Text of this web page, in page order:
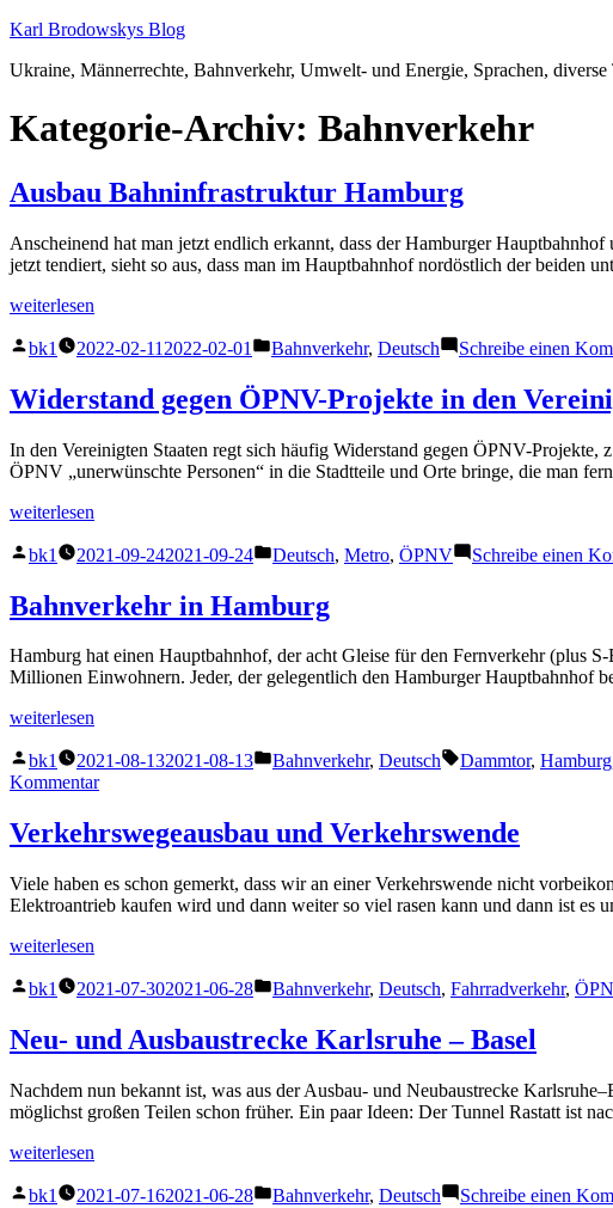
Zum
springen
Karl Brodowskys Blog
Ukraine, Männerrechte, Bahnverkehr, Umwelt- und Energie, Sprachen,
Kategorie-Archiv: Bahnverkehr
Ausbau Bahninfrastruktur Hamburg
Anscheinend hat man jetzt endlich erkannt, dass der Hamburger
jetzt tendiert, sieht so aus, dass man im Hauptbahnhof nordöstlich der beiden
„Ausbau
Hamburg“
weiterlesen
Veröffentlicht
bk1 2022-02-11 2022-02-01
Veröffentlicht
Bahnverkehr, Deutsch Schreibe einen
Widerstand gegen ÖPNV-Projekte in den
In den Vereinigten Staaten regt sich häufig Widerstand gegen ÖPNV-
ÖPNV „unerwünschte Personen“ in die Stadtteile und Orte bringe, die man
„Widerstand
ÖPNV-
in
den
Staaten“
weiterlesen
Veröffentlicht
bk1 2021-09-242021-09-24
Veröffentlicht
Deutsch, Metro, ÖPNV Schreibe einen
Bahnverkehr in Hamburg
Hamburg hat einen Hauptbahnhof, der acht Gleise für den Fernverkehr (plus
Millionen Einwohnern. Jeder, der gelegentlich den Hamburger Hauptbahnhof
„Bahnverkehr
Hamburg“
weiterlesen
Veröffentlicht
von
bk1 2021-08-132021-08-13
Veröffentlicht
Bahnverkehr, Deutsch Schlagwörter:
Dammtor, Hamburg
Kommentarzu
in
Hamburg
Verkehrswegeausbau und Verkehrswende
Viele haben es schon gemerkt, dass wir an einer Verkehrswende nicht
Elektroantrieb kaufen wird und dann weiter so viel rasen kann und dann ist
„Verkehrswegeausbau
Verkehrswende“
weiterlesen
Veröffentlicht
bk1 2021-07-302021-06-28
Veröffentlicht
Bahnverkehr, Deutsch, Fahrradverkehr,
Neu- und Ausbaustrecke Karlsruhe – Basel
Nachdem nun bekannt ist, was aus der Ausbau- und Neubaustrecke
möglichst großen Teilen schon früher. Ein paar Ideen: Der Tunnel Rastatt ist
„Neu-
Ausbaustrecke
weiterlesen
Veröffentlicht
bk1 2021-07-162021-06-28
Veröffentlicht
Bahnverkehr, Deutsch Schreibe einen